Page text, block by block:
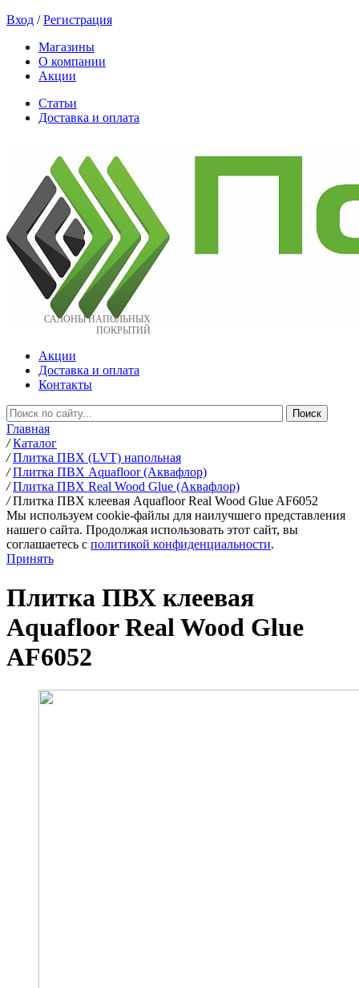
Вход /Регистрация
Магазины
О компании
Акции
Статьи
Доставка и оплата
САЛОНЫ НАПОЛЬНЫХ
ПОКРЫТИЙ
Акции
Доставка и оплата
Контакты
Главная
/ Каталог
/ Плитка ПВХ (LVT) напольная
/ Плитка ПВХ Aquafloor (Аквафлор)
/ Плитка ПВХ Real Wood Glue (Аквафлор)
/ Плитка ПВХ клеевая Aquafloor Real Wood Glue AF6052
Мы используем cookie-файлы для наилучшего представления
нашего сайта. Продолжая использовать этот сайт, вы
соглашаетесь c политикой конфиденциальности.
Принять
Плитка ПВХ клеевая
Aquafloor Real Wood Glue
AF6052